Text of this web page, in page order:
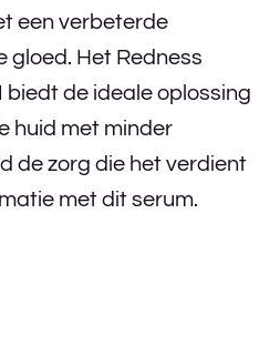
een verbeterde
gloed. Het Redness
biedt de ideale oplossing
huid met minder
de zorg die het verdient
met dit serum.